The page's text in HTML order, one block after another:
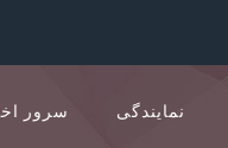
سرور نمایندگی